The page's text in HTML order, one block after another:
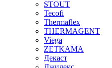
STOUT
Tecofi
Thermaflex
THERMAGENT
Viega
ZETKAMA
Декаст